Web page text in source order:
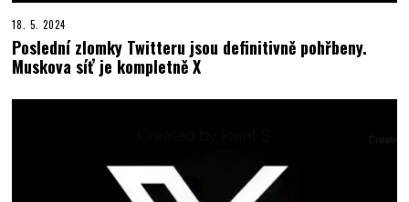
18. 5. 2024
Poslední zlomky Twitteru jsou definitivně pohřbeny.
Muskova síť je kompletně X